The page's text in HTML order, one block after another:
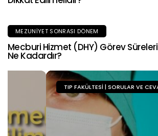
MEZUNIYET SONRASI DÖNEM
Mecburi Hizmet (DHY) Görev Süreleri
Ne Kadardır?
TIP FAKÜLTESI | SORULAR VE CEVAPLAR